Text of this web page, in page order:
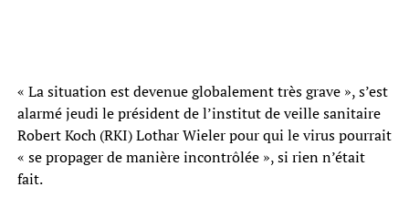
« La situation est devenue globalement très grave », s’est
alarmé jeudi le président de l’institut de veille sanitaire
Robert Koch (RKI) Lothar Wieler pour qui le virus pourrait
« se propager de manière incontrôlée », si rien n’était
fait.